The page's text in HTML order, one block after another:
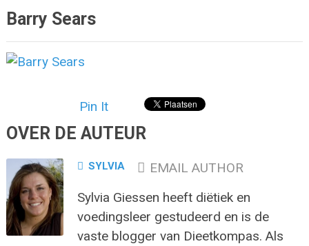
Barry Sears
Pin It
OVER DE AUTEUR
SYLVIA
EMAIL AUTHOR
Sylvia Giessen heeft diëtiek en
voedingsleer gestudeerd en is de
vaste blogger van Dieetkompas. Als